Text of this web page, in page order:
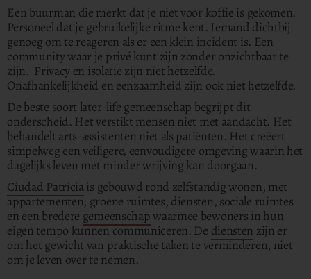
Een buurman die merkt dat je niet voor koffie is gekomen.
Personeel dat je gebruikelijke ritme kent. Iemand dichtbij
genoeg om te reageren als er een klein incident is. Een
community waar je privé kunt zijn zonder onzichtbaar te
zijn. Privacy en isolatie zijn niet hetzelfde.
Onafhankelijkheid en eenzaamheid zijn ook niet hetzelfde.
De beste soort later-life gemeenschap begrijpt dit
onderscheid. Het verstikt mensen niet met aandacht. Het
behandelt arts-assistenten niet als patiënten. Het creëert
simpelweg een veiligere, eenvoudigere omgeving waarin het
dagelijks leven met minder wrijving kan doorgaan.
Ciudad Patriciais gebouwd rond zelfstandig wonen, met
appartementen, groene ruimtes, diensten, sociale ruimtes
en een bredere gemeenschapwaarmee bewoners in hun
eigen tempo kunnen communiceren. De diensten zijn er
om het gewicht van praktische taken te verminderen, niet
om je leven over te nemen.